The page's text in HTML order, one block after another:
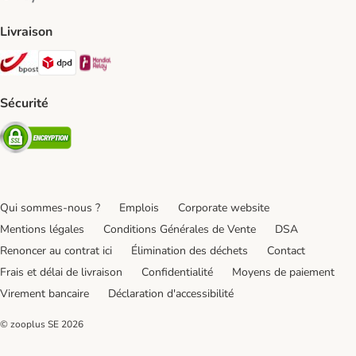
Livraison
Bpost Shipping Method
DPD Shipping Method
Sécurité
Security
Qui sommes-nous ? Emplois
Corporate website
Mentions légales
Conditions Générales de Vente
DSA
Renoncer au contrat ici
Élimination des déchets
Contact
Frais et délai de livraison
Confidentialité
Moyens de paiement
Virement bancaire
Déclaration d'accessibilité
© zooplus SE 2026